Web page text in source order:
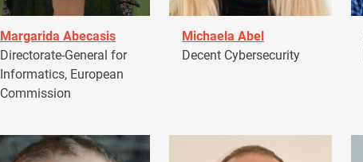
Margarida Abecasis
Directorate-General for
Informatics, European
Commission
Michaela Abel
Decent Cybersecurity